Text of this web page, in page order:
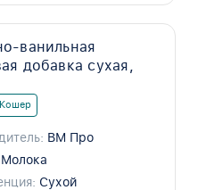
ванильная
добавка сухая,
Кошер
ВМ Про
Молока
Сухой